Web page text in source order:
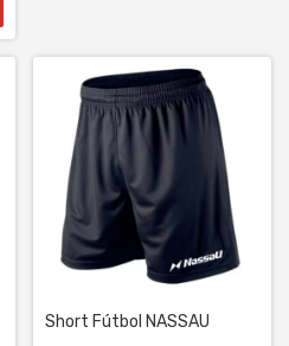
Short Fútbol NASSAU